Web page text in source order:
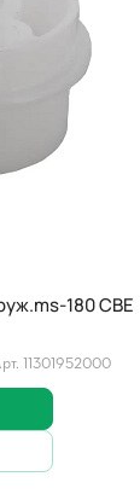
180 CBE
11301952000